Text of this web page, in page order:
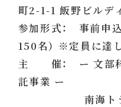
町2-1-1 飯野ビルデ
参加形式： 事前申
150名） ※定員に達
主 催： ー 文部科
託事業 ー
南海トラフ地